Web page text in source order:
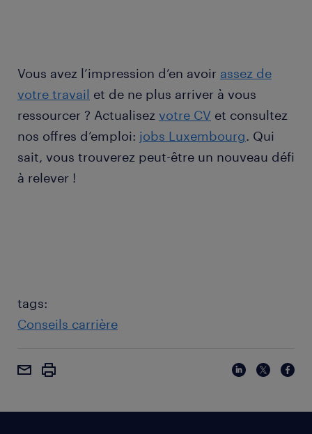
Vous avez l’impression d’en avoir assez de
votre travail et de ne plus arriver à vous
ressourcer ? Actualisez votre CV et consultez
nos offres d’emploi: jobs Luxembourg. Qui
sait, vous trouverez peut-être un nouveau défi
à relever !
tags:
Conseils carrière